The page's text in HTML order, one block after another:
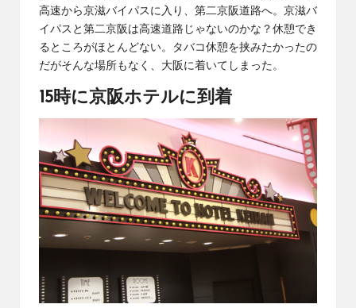
高速から京滋バイパスに入り、第二京阪道路へ。京滋バ
イパスと第二京阪は高速道路じゃないのかな？ 休憩でき
るところがほとんどない。タバコ休憩を挟みたかったの
だがそんな場所もなく、大阪に着いてしまった。
15時に京阪ホテルに到着